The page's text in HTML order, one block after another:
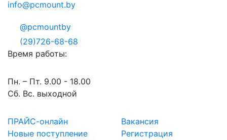
info@pcmount.by
@pcmountby
(29)726-68-68
Время работы:
Пн. – Пт. 9.00 - 18.00
Сб. Вс. выходной
ПРАЙС-онлайн
Новые поступление
Вакансия
Регистрация